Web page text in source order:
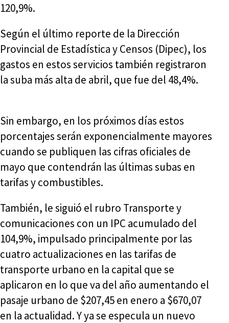
120,9%.
Según el último reporte de la Dirección
Provincial de Estadística y Censos (Dipec), los
gastos en estos servicios también registraron
la suba más alta de abril, que fue del 48,4%.
Sin embargo, en los próximos días estos
porcentajes serán exponencialmente mayores
cuando se publiquen las cifras oficiales de
mayo que contendrán las últimas subas en
tarifas y combustibles.
También, le siguió el rubro Transporte y
comunicaciones con un IPC acumulado del
104,9%, impulsado principalmente por las
cuatro actualizaciones en las tarifas de
transporte urbano en la capital que se
aplicaron en lo que va del año aumentando el
pasaje urbano de $207,45 en enero a $670,07
en la actualidad. Y ya se especula un nuevo